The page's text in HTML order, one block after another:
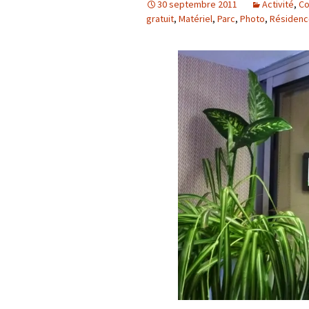
Activités sports
Services
Vie de résidence
Cadre de vie
~ La Fabrique
30 septembre 2011 Activité,
gratuit, Matériel, Parc, Photo,